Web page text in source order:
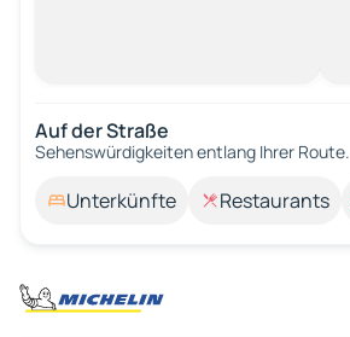
Auf der Straße
Sehenswürdigkeiten entlang Ihrer Route.
Unterkünfte Restaurants